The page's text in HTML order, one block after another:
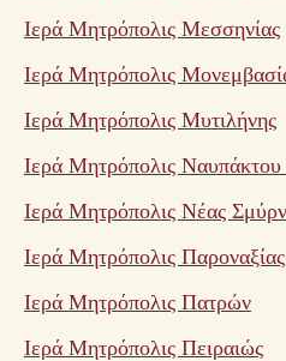
Ιερά Μητρόπολις Μεσσηνίας
Ιερά Μητρόπολις
Ιερά Μητρόπολις Μυτιλήνης
Ιερά Μητρόπολις
Ιερά Μητρόπολις Νέας
Ιερά Μητρόπολις Παροναξίας
Ιερά Μητρόπολις Πατρών
Ιερά Μητρόπολις Πειραιώς